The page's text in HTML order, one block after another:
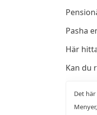
Pasha
Här
Kan du
Det